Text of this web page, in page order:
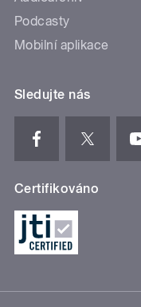
Podcasty
Mobilní aplikace
Sledujte nás
Certifikováno